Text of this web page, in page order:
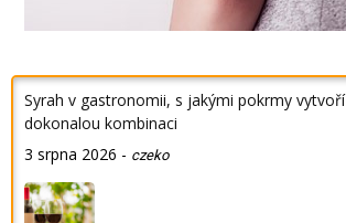
Syrah v gastronomii, s jakými pokrmy vytvoří
dokonalou kombinaci
3 srpna 2026 - czeko